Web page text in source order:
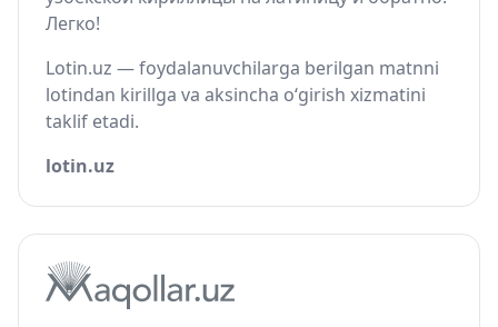
Легко!
Lotin.uz — foydalanuvchilarga berilgan matnni
lotindan kirillga va aksincha o‘girish xizmatini
taklif etadi.
lotin.uz